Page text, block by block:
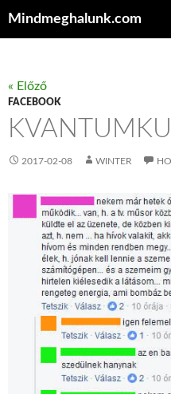
Mindmeghalunk.com
« Előző
FACEBOOK
2017-02-08 WINTER